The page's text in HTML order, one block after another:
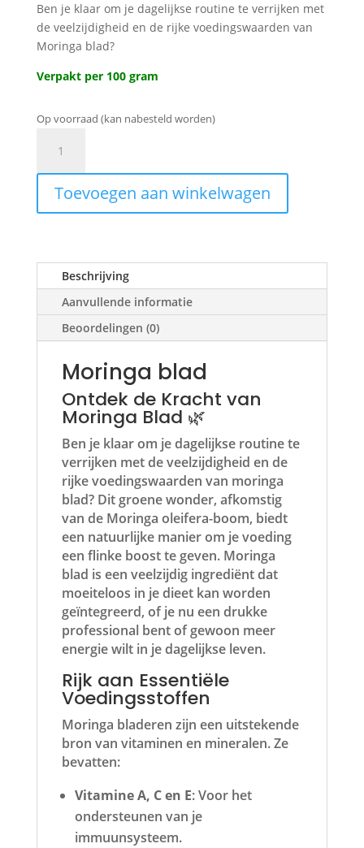
Ben je klaar om je dagelijkse routine te verrijken met
de veelzijdigheid en de rijke voedingswaarden van
Moringa blad?
Verpakt per 100 gram
Op voorraad (kan nabesteld worden)
aantal
Toevoegen aan winkelwagen
Beschrijving
Aanvullende informatie
Beoordelingen (0)
Moringa blad
Ontdek de Kracht van
Moringa Blad 🌿
Ben je klaar om je dagelijkse routine te
verrijken met de veelzijdigheid en de
rijke voedingswaarden van moringa
blad? Dit groene wonder, afkomstig
van de Moringa oleifera-boom, biedt
een natuurlijke manier om je voeding
een flinke boost te geven. Moringa
blad is een veelzijdig ingrediënt dat
moeiteloos in je dieet kan worden
geïntegreerd, of je nu een drukke
professional bent of gewoon meer
energie wilt in je dagelijkse leven.
Rijk aan Essentiële
Voedingsstoffen
Moringa bladeren zijn een uitstekende
bron van vitaminen en mineralen. Ze
bevatten:
Vitamine A, C en E: Voor het
ondersteunen van je
immuunsysteem.